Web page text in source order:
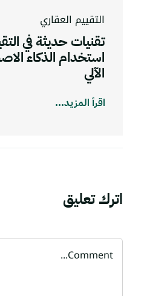
التقييم العقاري
تقنيات حديثة في
استخدام الذكاء
الآلي
اقرأ المزيد...
اترك تعليق
Comment